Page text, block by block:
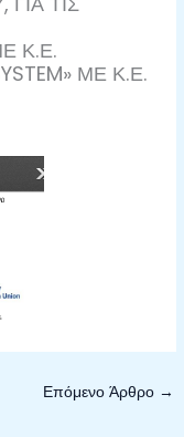
Κ.Ε.
ΜΕ Κ.Ε.
Επόμενο Άρθρο →